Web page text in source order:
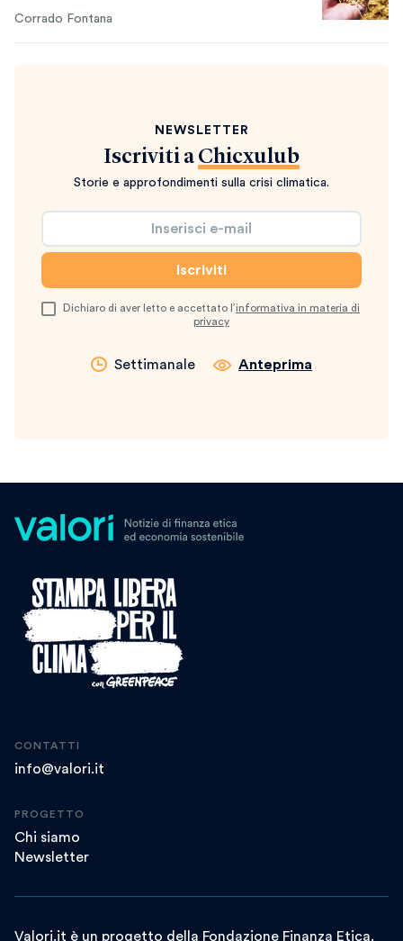
Corrado Fontana
NEWSLETTER
Iscriviti a Chicxulub
Storie e approfondimenti sulla crisi climatica.
Dichiaro di aver letto e accettato l’informativa in materia di
privacy
Settimanale Anteprima
CONTATTI
info@valori.it
PROGETTO
Chi siamo
Newsletter
Valori.it è un progetto della Fondazione Finanza Etica.